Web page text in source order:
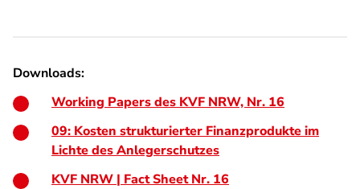
Downloads:
Working Papers des KVF NRW, Nr. 16
09: Kosten strukturierter Finanzprodukte im
Lichte des Anlegerschutzes
KVF NRW | Fact Sheet Nr. 16